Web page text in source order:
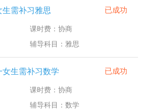
教安全须知！
明年启用
需补习雅思 已成功
课时费：协商
辅导科目：雅思
生需补习数学 已成功
课时费：协商
辅导科目：数学